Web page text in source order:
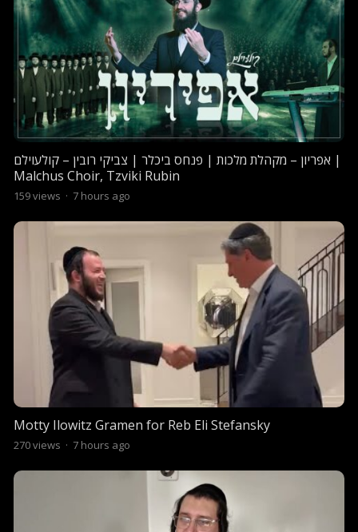
אפריון – מקהלת מלכות | פנחס ביכלר | צביקי רובין – קולעוילם |
Malchus Choir, Tzviki Rubin
159views · 7 hours ago
Motty Ilowitz Gramen for Reb Eli Stefansky
270views · 7 hours ago